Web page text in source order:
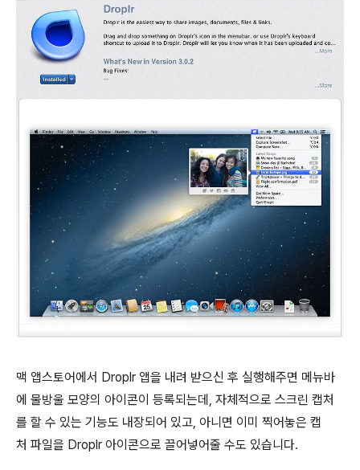
맥 앱스토어에서 Droplr 앱을 내려 받으신 후 실행해주면 메뉴바
에 물방울 모양의 아이콘이 등록되는데, 자체적으로 스크린 캡처
를 할 수 있는 기능도 내장되어 있고, 아니면 이미 찍어놓은 캡
처 파일을 Droplr 아이콘으로 끌어넣어줄 수도 있습니다.